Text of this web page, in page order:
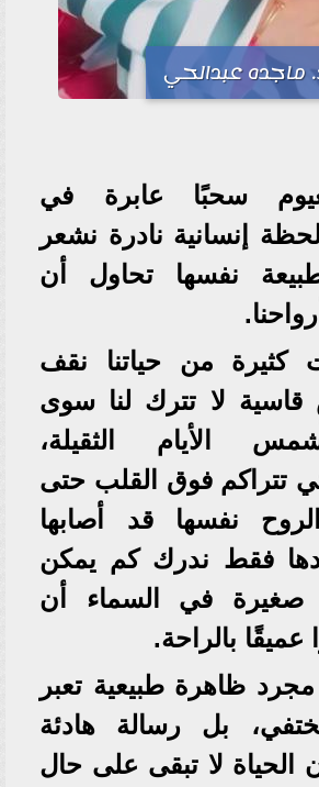
ماجده عبدالحي
سحبًا عابرة في
إنسانية نادرة نشعر
نفسها تحاول أن
من حياتنا نقف
لا تترك لنا سوى
الأيام الثقيلة،
تتراكم فوق القلب حتى
نفسها قد أصابها
فقط ندرك كم يمكن
صغيرة في السماء أن
عميقًا بالراحة.
ظاهرة طبيعية تعبر
بل رسالة هادئة
الحياة لا تبقى على حال